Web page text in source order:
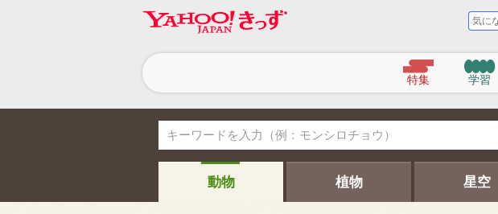
気
に
る
こ
と
調
よ
う
ン
特集 学習
動物 植物 星空